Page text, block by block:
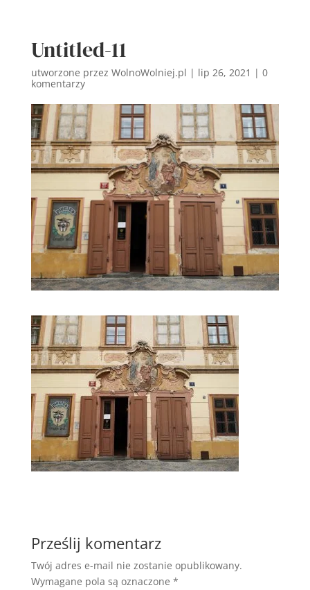
Untitled-11
utworzone przez WolnoWolniej.pl | lip 26, 2021 | 0
komentarzy
Prześlij komentarz
Twój adres e-mail nie zostanie opublikowany.
Wymagane pola są oznaczone *